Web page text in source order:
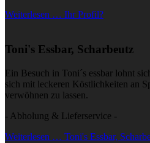
Weiterlesen … Ihr Profil?
Toni's Essbar, Scharbeutz
Ein Besuch in Toni´s essbar lohnt
sich mit leckeren Köstlichkeiten an
verwöhnen zu lassen.
- Abholung & Lieferservice -
Weiterlesen … Toni's Essbar,